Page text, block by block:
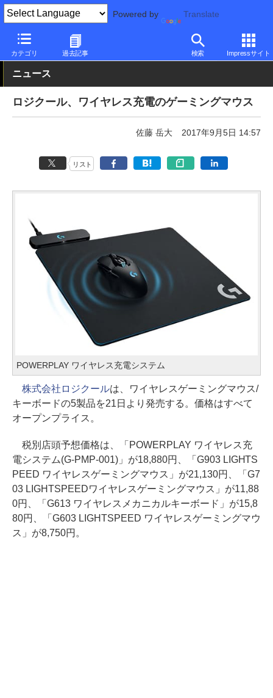
Powered by Translate
カテゴリ 過去記事 検索 Impressサイト
PC Watch 半導体/周辺機器 ゲーミング
ニュース
ロジクール、ワイヤレス充電のゲーミングマウス
佐藤 岳大 2017年9月5日 14:57
リスト
POWERPLAY ワイヤレス充電システム
株式会社ロジクールは、ワイヤレスゲーミングマウス/
キーボードの5製品を21日より発売する。価格はすべて
オープンプライス。
税別店頭予想価格は、「POWERPLAY ワイヤレス充
電システム(G-PMP-001)」が18,880円、「G903 LIGHTS
PEED ワイヤレスゲーミングマウス」が21,130円、「G7
03 LIGHTSPEEDワイヤレスゲーミングマウス」が11,88
0円、「G613 ワイヤレスメカニカルキーボード」が15,8
80円、「G603 LIGHTSPEED ワイヤレスゲーミングマウ
ス」が8,750円。